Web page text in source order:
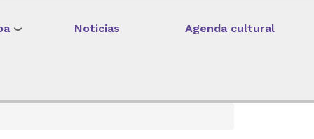
Noticias Agenda cultural